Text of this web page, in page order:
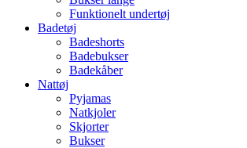
Funktionelt undertøj
Badetøj
Badeshorts
Badebukser
Badekåber
Nattøj
Pyjamas
Natkjoler
Skjorter
Bukser